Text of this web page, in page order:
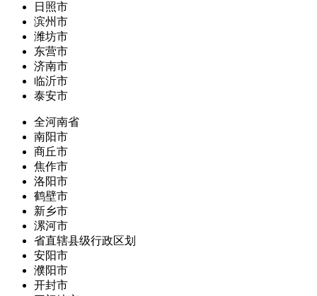
日照市
滨州市
潍坊市
东营市
济南市
临沂市
泰安市
全河南省
南阳市
商丘市
焦作市
洛阳市
鹤壁市
新乡市
漯河市
省直辖县级行政区划
安阳市
濮阳市
开封市